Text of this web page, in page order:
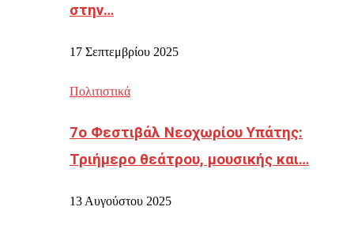
στην…
17 Σεπτεμβρίου 2025
Πολιτιστικά
7ο Φεστιβάλ Νεοχωρίου Υπάτης:
Τριήμερο θεάτρου, μουσικής και…
13 Αυγούστου 2025